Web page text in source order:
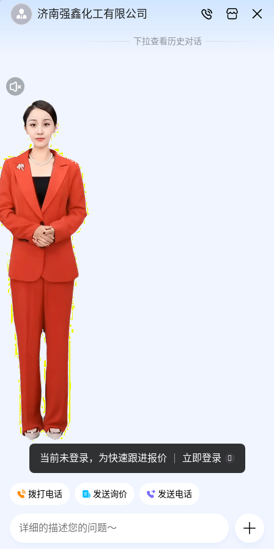
济南强鑫化工有限公司
下拉查看历史对话
拨打电话 发送询价 发送电话
当前未登录，为快速跟进报价 立即登录